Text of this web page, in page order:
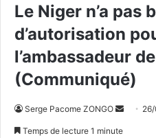
Le Niger n’a pas
d’autorisation
l’ambassadeur
(Communiqué)
Serge Pacome ZONGO
Temps de lecture 1 minute